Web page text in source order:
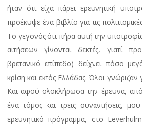
ήταν ότι είχα πάρει ερευνητική
προέκυψε ένα βιβλίο για τις
Το γεγονός ότι πήρα αυτή την
αιτήσεων γίνονται δεκτές, γιατί
βρετανικό επίπεδο) δείχνει πόσο
κρίση και εκτός Ελλάδας. Όλοι γνώριζαν
Και αφού ολοκλήρωσα την έρευνα,
ένα τόμος και τρεις συναντήσεις,
ερευνητικό πρόγραμμα, στο